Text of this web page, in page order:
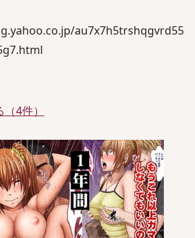
au7x7h5trshqgvrd55
4件）